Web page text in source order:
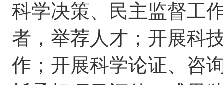
科学决策、民主监督工
者，举荐人才；开展科
作；开展科学论证、咨